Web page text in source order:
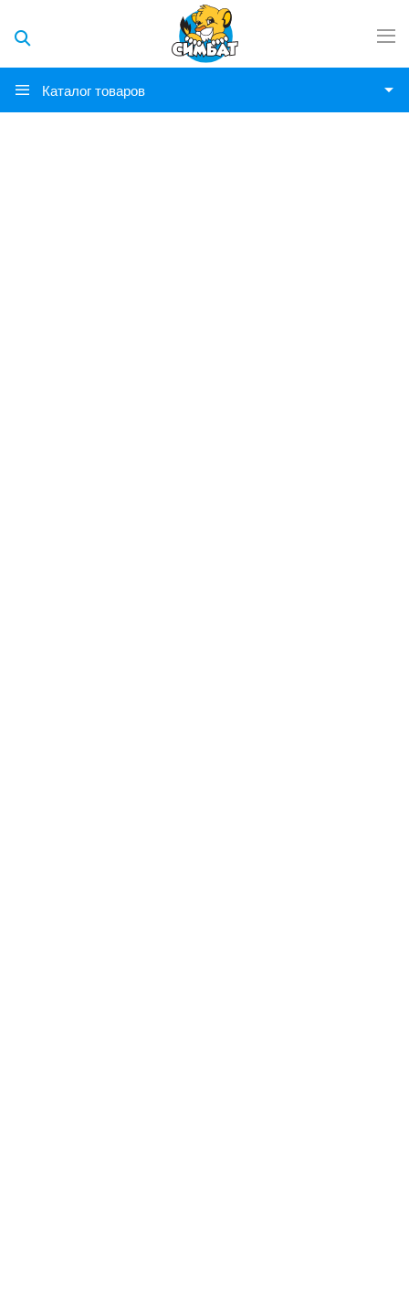
Каталог товаров